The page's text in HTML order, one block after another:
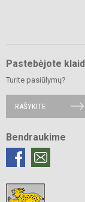
Pastebėjote
Turite pasiūlymų?
RAŠYKITE
Bendraukime